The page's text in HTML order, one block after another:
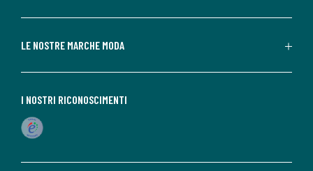
LE NOSTRE MARCHE MODA
I NOSTRI RICONOSCIMENTI